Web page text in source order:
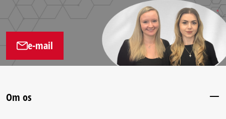
e-mail
Om os